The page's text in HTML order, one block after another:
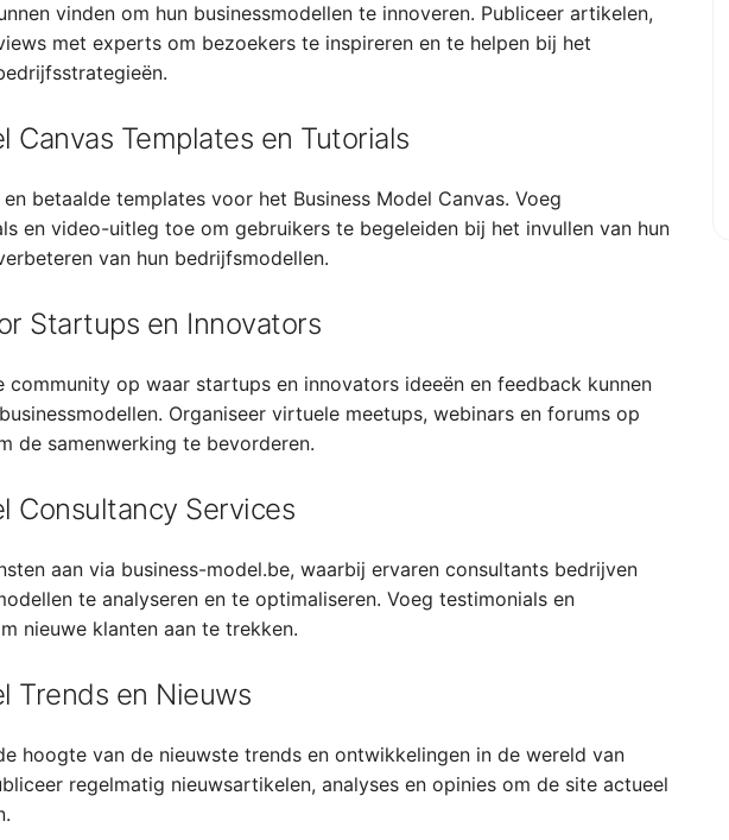
vinden om hun businessmodellen te innoveren. Publiceer artikelen,
met experts om bezoekers te inspireren en te helpen bij het
Canvas Templates en Tutorials
betaalde templates voor het Business Model Canvas. Voeg
en video-uitleg toe om gebruikers te begeleiden bij het invullen van hun
van hun bedrijfsmodellen.
Startups en Innovators
community op waar startups en innovators ideeën en feedback kunnen
Organiseer virtuele meetups, webinars en forums op
de samenwerking te bevorderen.
Consultancy Services
aan via business-model.be, waarbij ervaren consultants bedrijven
te analyseren en te optimaliseren. Voeg testimonials en
nieuwe klanten aan te trekken.
Trends en Nieuws
hoogte van de nieuwste trends en ontwikkelingen in de wereld van
regelmatig nieuwsartikelen, analyses en opinies om de site actueel